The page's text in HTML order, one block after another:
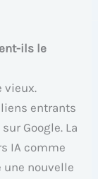
ils le
vieux.
entrants
Google. La
IA comme
une nouvelle